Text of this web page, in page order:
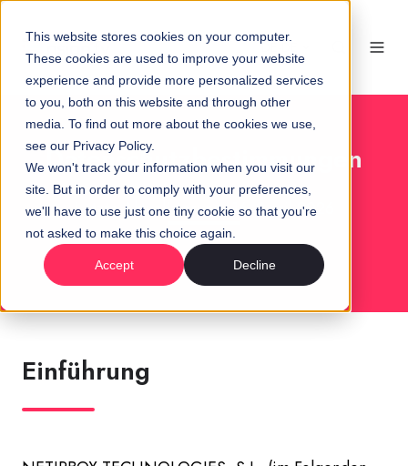
This website stores cookies on your computer.
These cookies are used to improve your website
experience and provide more personalized services
to you, both on this website and through other
media. To find out more about the cookies we use,
see our Privacy Policy.
We won't track your information when you visit our
site. But in order to comply with your preferences,
we'll have to use just one tiny cookie so that you're
not asked to make this choice again.
Accept Decline
DE-DE
Datenschutzbestimmungen
Letzte Aktualisierung: 16. April 2026
Einführung